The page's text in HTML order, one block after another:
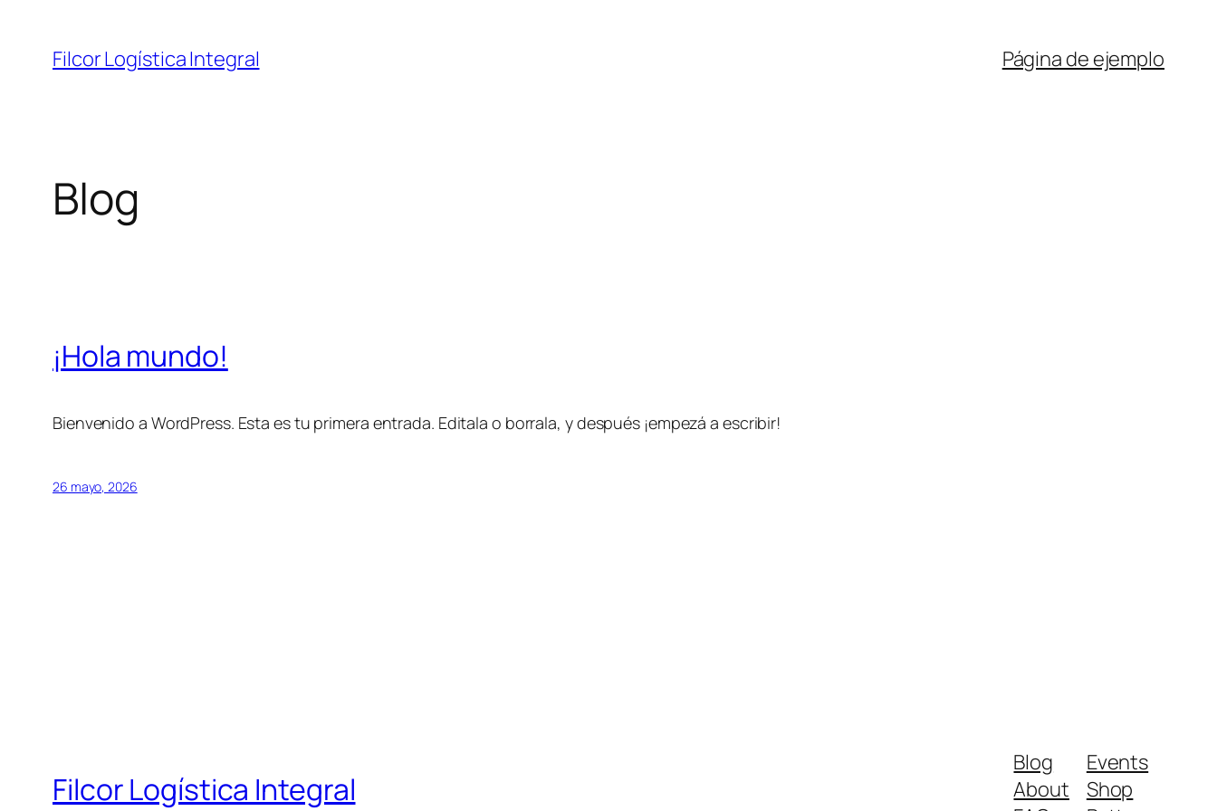
contenido
Filcor Logística Integral Página de ejemplo
Blog
¡Hola mundo!
Bienvenido a WordPress. Esta es tu primera entrada. Editala o borrala, y después ¡empezá a escribir!
26 mayo, 2026
Filcor Logística Integral
Blog
About
Events
Shop